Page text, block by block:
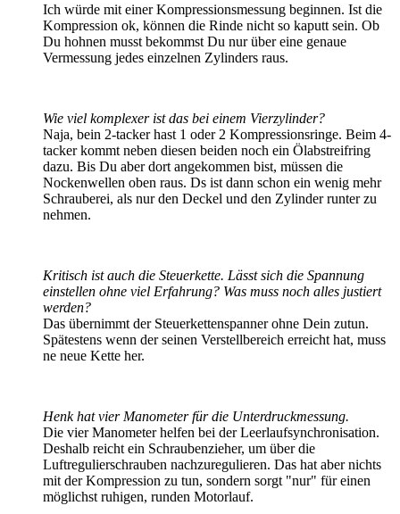
Ich würde mit einer Kompressionsmessung beginnen. Ist die
Kompression ok, können die Rinde nicht so kaputt sein. Ob
Du hohnen musst bekommst Du nur über eine genaue
Vermessung jedes einzelnen Zylinders raus.
Wie viel komplexer ist das bei einem Vierzylinder?
Naja, bein 2-tacker hast 1 oder 2 Kompressionsringe. Beim 4-
tacker kommt neben diesen beiden noch ein Ölabstreifring
dazu. Bis Du aber dort angekommen bist, müssen die
Nockenwellen oben raus. Ds ist dann schon ein wenig mehr
Schrauberei, als nur den Deckel und den Zylinder runter zu
nehmen.
Kritisch ist auch die Steuerkette. Lässt sich die Spannung
einstellen ohne viel Erfahrung? Was muss noch alles justiert
werden?
Das übernimmt der Steuerkettenspanner ohne Dein zutun.
Spätestens wenn der seinen Verstellbereich erreicht hat, muss
ne neue Kette her.
Henk hat vier Manometer für die Unterdruckmessung.
Die vier Manometer helfen bei der Leerlaufsynchronisation.
Deshalb reicht ein Schraubenzieher, um über die
Luftregulierschrauben nachzuregulieren. Das hat aber nichts
mit der Kompression zu tun, sondern sorgt "nur" für einen
möglichst ruhigen, runden Motorlauf.